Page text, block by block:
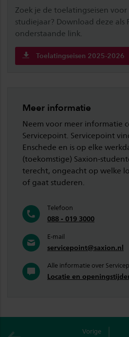
Zoek je de toelatingseisen
studiejaar? Download deze als
onderstaande link.
Toelatingseisen 2025-2026
Meer informatie
Neem voor meer informatie
Servicepoint. Servicepoint
Enschede en is op elke
(toekomstige) Saxion-
terecht, ongeacht op welke
of gaat studeren.
Telefoon
088 - 019 3000
E-mail
servicepoint@saxion.nl
Alle informatie over
Locatie en
Vorige